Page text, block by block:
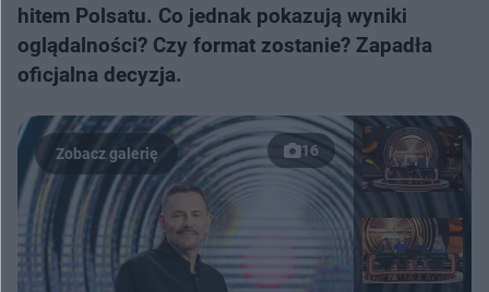
hitem Polsatu. Co jednak pokazują wyniki
oglądalności? Czy format zostanie? Zapadła
oficjalna decyzja.
16